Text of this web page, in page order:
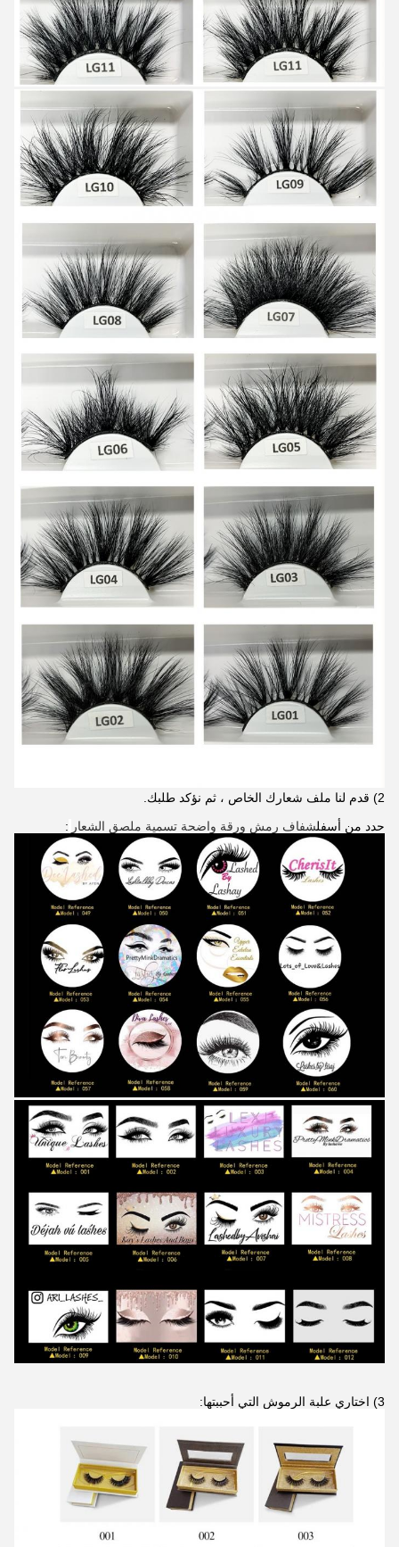
2) قدم لنا ملف شعارك الخاص ، ثم نؤكد طلبك.
حدد من أسفلشفاف رمش ورقة واضحة تسمية ملصق الشعار :
3) اختاري علبة الرموش التي أحببتها: